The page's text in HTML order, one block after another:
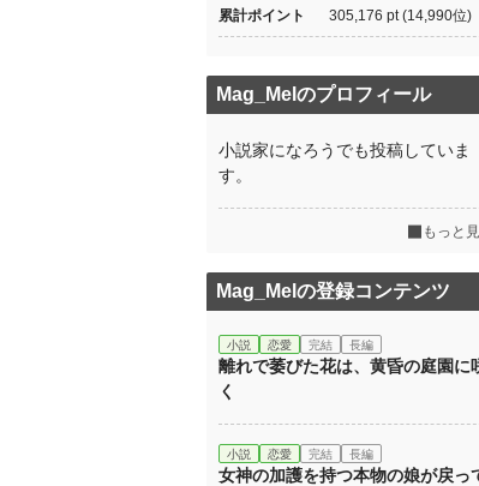
累計ポイント 305,176 pt (14,990位)
Mag_Melのプロフィール
小説家になろうでも投稿していま
す。
もっと
Mag_Melの登録コンテンツ
小説 恋愛 完結 長編
離れで萎びた花は、黄昏の庭園に
く
小説 恋愛 完結 長編
女神の加護を持つ本物の娘が戻っ